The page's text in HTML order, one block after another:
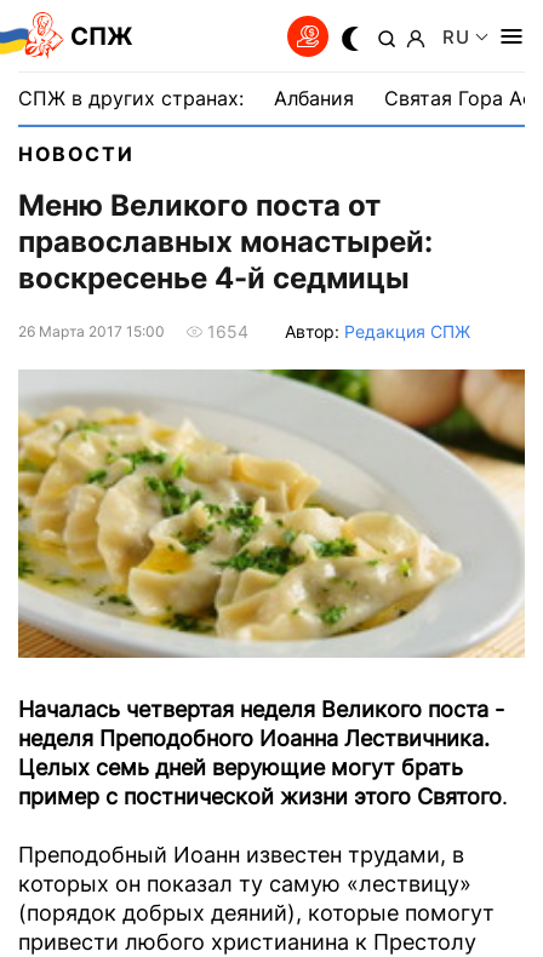
СПЖ RU
СПЖ в других странах: Албания Святая Гора
НОВОСТИ
Меню Великого поста от
православных монастырей:
воскресенье 4-й седмицы
26 Марта 2017 15:00 1654 Автор: Редакция СПЖ
Началась четвертая неделя Великого поста -
неделя Преподобного Иоанна Лествичника.
Целых семь дней верующие могут брать
пример с постнической жизни этого Святого.
Преподобный Иоанн известен трудами, в
которых он показал ту самую «лествицу»
(порядок добрых деяний), которые помогут
привести любого христианина к Престолу